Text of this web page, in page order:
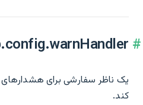
کند.